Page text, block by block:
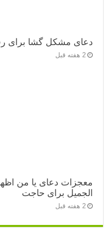
دعای مشکل گشا برای
2 هفته قبل
معجزات دعای یا من
الجمیل برای حاجت
2 هفته قبل